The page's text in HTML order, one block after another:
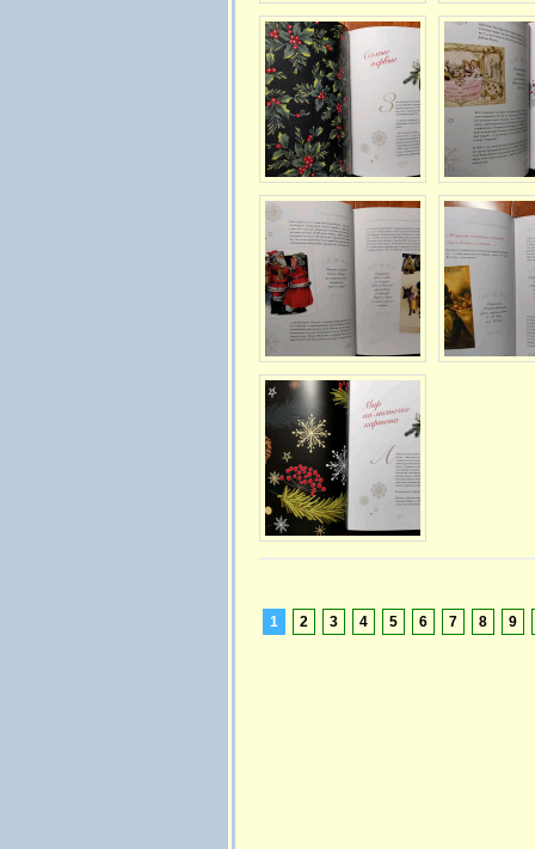
1 2 3 4 5 6 7 8 9